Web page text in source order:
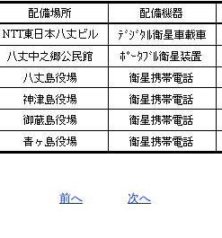
前へ 次へ